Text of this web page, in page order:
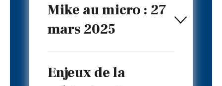
Mike au micro : 27
mars 2025
Enjeux de la